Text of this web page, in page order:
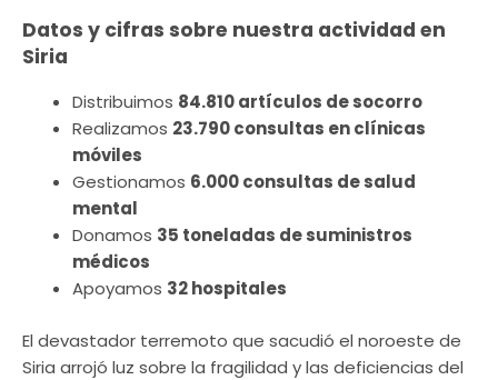
Datos y cifras sobre nuestra actividad en
Siria
Distribuimos 84.810 artículos de socorro
Realizamos 23.790 consultas en clínicas
móviles
Gestionamos 6.000 consultas de salud
mental
Donamos 35 toneladas de suministros
médicos
Apoyamos 32 hospitales
El devastador terremoto que sacudió el noroeste de
Siria arrojó luz sobre la fragilidad y las deficiencias del